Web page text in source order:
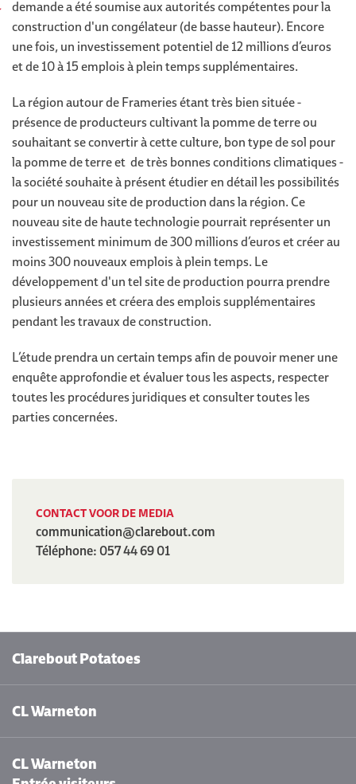
demande a été soumise aux autorités compétentes pour la
construction d'un congélateur (de basse hauteur). Encore
une fois, un investissement potentiel de 12 millions d’euros
et de 10 à 15 emplois à plein temps supplémentaires.
La région autour de Frameries étant très bien située -
présence de producteurs cultivant la pomme de terre ou
souhaitant se convertir à cette culture, bon type de sol pour
la pomme de terre et de très bonnes conditions climatiques -
la société souhaite à présent étudier en détail les possibilités
pour un nouveau site de production dans la région. Ce
nouveau site de haute technologie pourrait représenter un
investissement minimum de 300 millions d’euros et créer au
moins 300 nouveaux emplois à plein temps. Le
développement d'un tel site de production pourra prendre
plusieurs années et créera des emplois supplémentaires
pendant les travaux de construction.
L’étude prendra un certain temps afin de pouvoir mener une
enquête approfondie et évaluer tous les aspects, respecter
toutes les procédures juridiques et consulter toutes les
parties concernées.
CONTACT VOOR DE MEDIA
communication@clarebout.com
Téléphone: 057 44 69 01
Clarebout Potatoes
CL Warneton
CL Warneton